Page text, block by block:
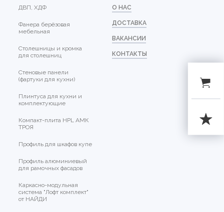
ДВП, ХДФ
Фанера берёзовая
мебельная
Столешницы и кромка
для столешниц
Стеновые панели
(фартуки для кухни)
Плинтуса для кухни и
комплектующие
Компакт-плита HPL АМК
ТРОЯ
Профиль для шкафов купе
Профиль алюминиевый
для рамочных фасадов
Каркасно-модульная
система "Лофт комплект"
от НАЙДИ
О НАС
ДОСТАВКА
ВАКАНСИИ
КОНТАКТЫ